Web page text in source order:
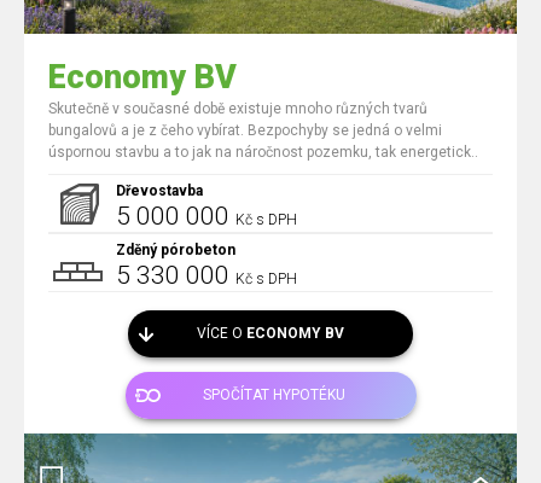
Economy BV
Skutečně v současné době existuje mnoho různých tvarů
bungalovů a je z čeho vybírat. Bezpochyby se jedná o velmi
úspornou stavbu a to jak na náročnost pozemku, tak energetick..
Dřevostavba
5 000 000 Kč s DPH
Zděný pórobeton
5 330 000 Kč s DPH
VÍCE O ECONOMY BV
SPOČÍTAT HYPOTÉKU